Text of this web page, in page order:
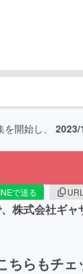
を開始し、 2023/
で送る
株式会社ギ
ちらもチ